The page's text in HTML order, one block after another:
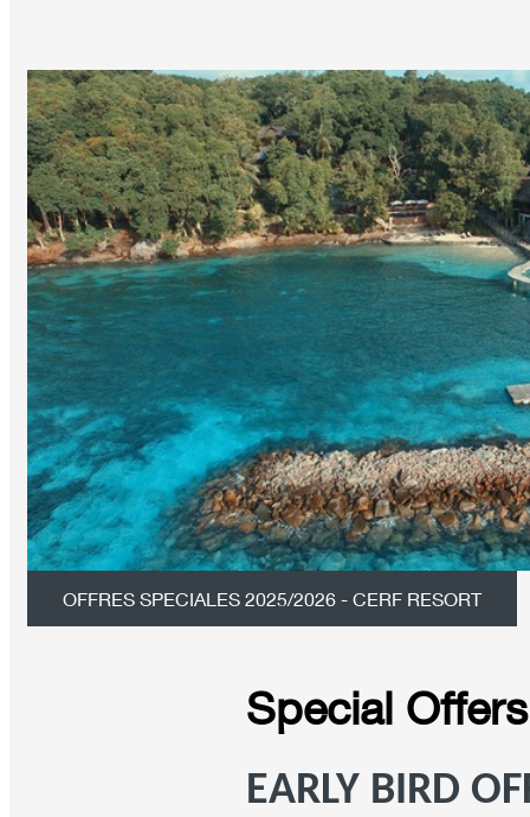
OFFRES SPECIALES 2025/2026 - CERF RESORT
Special Offers
EARLY BIRD